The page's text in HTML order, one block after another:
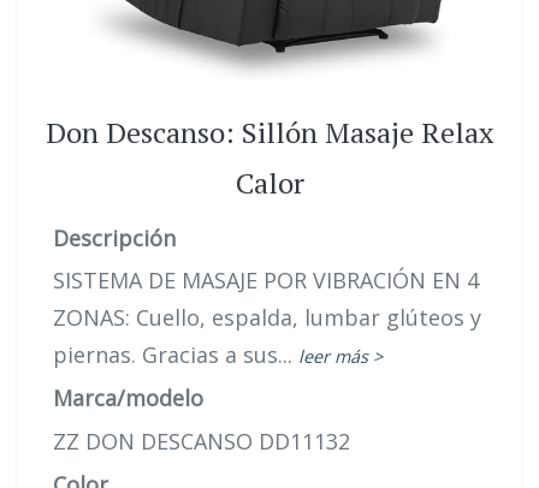
Don Descanso: Sillón Masaje Relax
Calor
Descripción
SISTEMA DE MASAJE POR VIBRACIÓN EN 4
ZONAS: Cuello, espalda, lumbar glúteos y
piernas. Gracias a sus... leer más >
Marca/modelo
ZZ DON DESCANSO DD11132